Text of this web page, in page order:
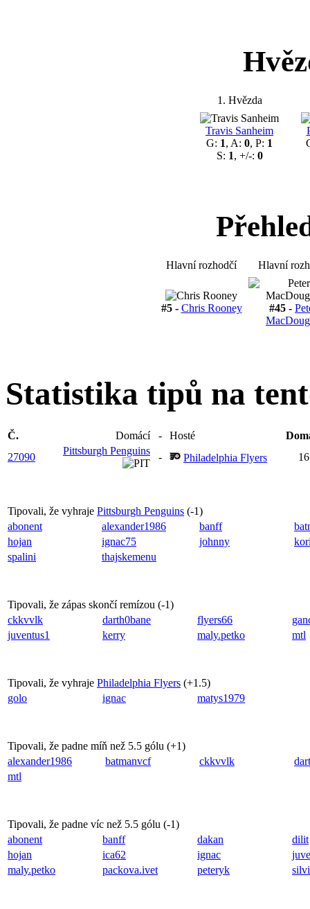
1. Hvězda
Travis Sanheim
G: 1, A: 0, P: 1
S: 1, +/-: 0
Hlavní rozhodčí Hlavní
#5 - Chris Rooney #45 -
Statistika tipů na
Č. Domácí - Hosté
27090
Pittsburgh Penguins
- Philadelphia Flyers 16
Tipovali, že vyhraje Pittsburgh Penguins (-1)
abonent
alexander1986 banff
hojan
ignac75 johnny
spalini
thajskemenu
Tipovali, že zápas skončí remízou (-1)
ckkvvlk
darth0bane flyers66
juventus1
kerry maly.petko mtl
Tipovali, že vyhraje Philadelphia Flyers (+1.5)
golo
ignac matys1979
Tipovali, že padne míň než 5.5 gólu (+1)
alexander1986
batmanvcf ckkvvlk
mtl
Tipovali, že padne víc než 5.5 gólu (-1)
abonent
banff dakan
dilit
hojan
ica62 ignac
maly.petko
packova.ivet peteryk